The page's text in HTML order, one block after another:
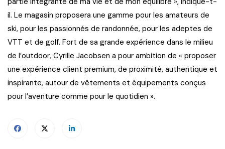
il. Le magasin proposera une gamme pour les amateurs de
ski, pour les passionnés de randonnée, pour les adeptes de
VTT et de golf. Fort de sa grande expérience dans le milieu
de l’outdoor, Cyrille Jacobsen a pour ambition de « proposer
une expérience client premium, de proximité, authentique et
inspirante, autour de vêtements et équipements conçus
pour l’aventure comme pour le quotidien ».